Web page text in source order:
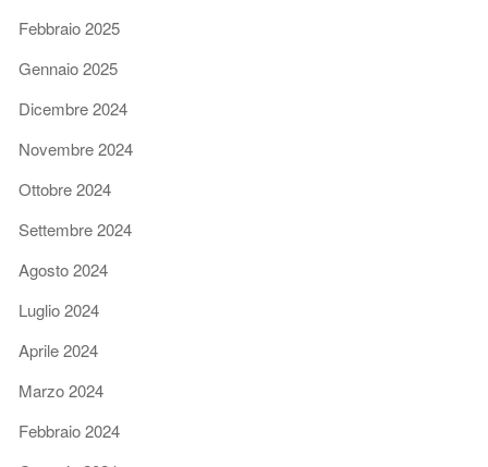
Febbraio 2025
Gennaio 2025
Dicembre 2024
Novembre 2024
Ottobre 2024
Settembre 2024
Agosto 2024
Luglio 2024
Aprile 2024
Marzo 2024
Febbraio 2024